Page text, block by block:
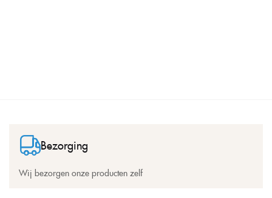
Bezorging
Wij bezorgen onze producten zelf